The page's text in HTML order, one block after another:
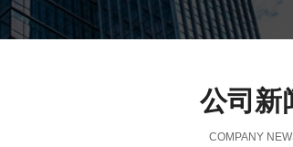
公司新
COMPANY